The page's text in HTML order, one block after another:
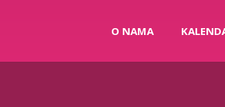
O NAMA